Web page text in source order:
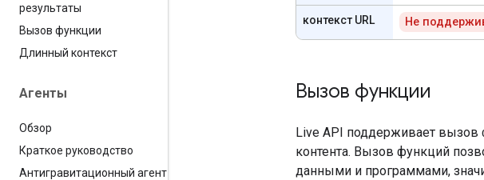
результаты
Вызов функции
Длинный контекст
Агенты
Обзор
Краткое руководство
Антигравитационный агент
контекст URL Не
Вызов функции
Live API поддерживает
контента. Вызов функций
данными и программами,